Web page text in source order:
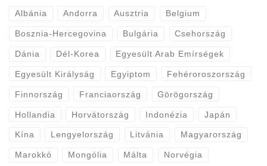
Albánia Andorra Ausztria Belgium
Bosznia-Hercegovina Bulgária Csehország
Dánia Dél-Korea Egyesült Arab Emírségek
Egyesült Királyság Egyiptom Fehéroroszország
Finnország Franciaország Görögország
Hollandia Horvátország Indonézia Japán
Kína Lengyelország Litvánia Magyarország
Marokkó Mongólia Málta Norvégia